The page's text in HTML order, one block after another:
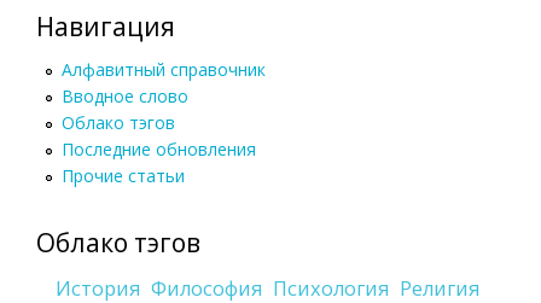
Навигация
Алфавитный справочник
Вводное слово
Облако тэгов
Последние обновления
Прочие статьи
Облако тэгов
История Философия Психология Религия